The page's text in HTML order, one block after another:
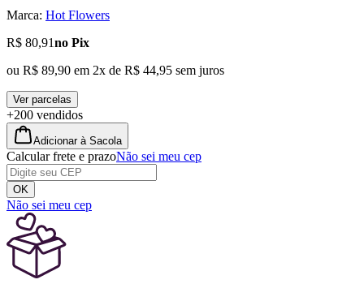
Marca: Hot Flowers
R$ 80,91no Pix
ou R$ 89,90 em 2x de R$ 44,95 sem juros
Ver parcelas
+200 vendidos
Adicionar à Sacola
Calcular frete e prazoNão sei meu cep
OK
Não sei meu cep